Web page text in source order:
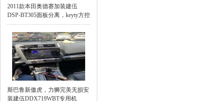
2011款本田奥德赛加装建伍
DSP-BT305面板分离，keyty方控
斯巴鲁新傲虎，力狮完美无损安
装建伍DDX719WBT专用机